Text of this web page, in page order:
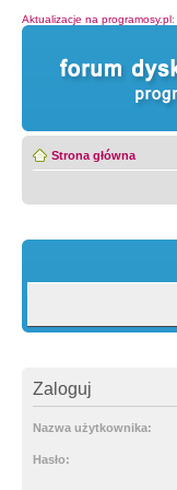
Aktualizacje na programosy.pl:
Strona główna
Zaloguj
Nazwa użytkownika:
Hasło: